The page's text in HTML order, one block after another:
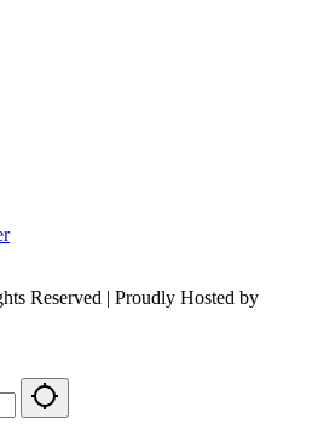
Reserved | Proudly Hosted by